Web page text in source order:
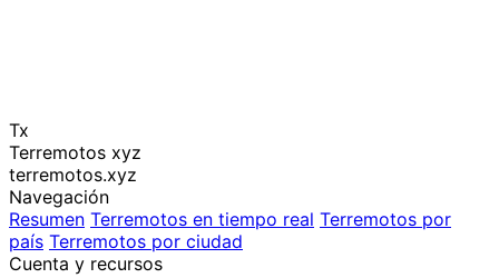
Tx
Terremotos xyz
terremotos.xyz
Navegación
Resumen Terremotos en tiempo real Terremotos por
país Terremotos por ciudad
Cuenta y recursos